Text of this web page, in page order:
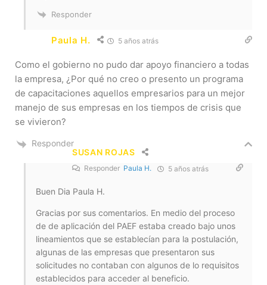
Responder
Paula H. 5 años atrás
Como el gobierno no pudo dar apoyo financiero a todas
la empresa, ¿Por qué no creo o presento un programa
de capacitaciones aquellos empresarios para un mejor
manejo de sus empresas en los tiempos de crisis que
se vivieron?
Responder
SUSAN ROJAS
Responder Paula H. 5 años atrás
Buen Dia Paula H.
Gracias por sus comentarios. En medio del proceso
de de aplicación del PAEF estaba creado bajo unos
lineamientos que se establecían para la postulación,
algunas de las empresas que presentaron sus
solicitudes no contaban con algunos de lo requisitos
establecidos para acceder al beneficio.